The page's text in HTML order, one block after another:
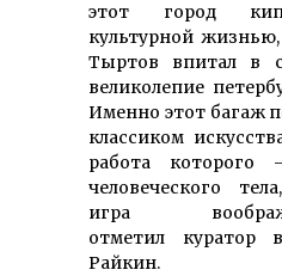
этот город
культурной
Тыртов впитал в
великолепие
Именно этот багаж
классиком
работа
человеческого
игра
отметил куратор
Райкин.